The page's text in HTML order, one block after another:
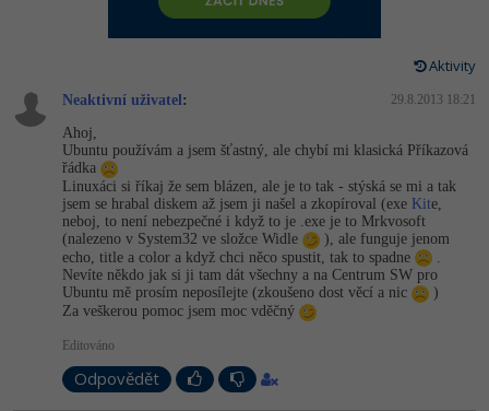
HTML5, CSS3, Bootstrap, SEO
SQL a databáze
Testování a verzování
UML a návrhové vzory
React
Spring
ASP.NET MVC
Django
PHP
JavaScript
Python
HTML / CSS
UML a návrhové vzory
MySQL/MariaDB
MS-SQL
Vývojář mobilních aplikací
Webdesigner
Tester
Systémový administrátor
Grafik / UX/UI návrhář
3D grafik
-80%
C++
Swift -80%
Kotlin -80%
-80%
VB.NET
Digitální gramotnost
SEO
UX
Business
-25%
Copywriting -30%
Aktivity
Neaktivní uživatel: 29.8.2013 18:21
Ahoj,
Ubuntu používám a jsem šťastný, ale chybí mi klasická Příkazová
řádka
Linuxáci si říkaj že sem blázen, ale je to tak - stýská se mi a tak
jsem se hrabal diskem až jsem ji našel a zkopíroval (exe Kite,
neboj, to není nebezpečné i když to je .exe je to Mrkvosoft
(nalezeno v System32 ve složce Widle
), ale funguje jenom
echo, title a color a když chci něco spustit, tak to spadne
Nevíte někdo jak si ji tam dát všechny a na Centrum SW pro
Ubuntu mě prosím neposílejte (zkoušeno dost věcí a nic
)
Za veškerou pomoc jsem moc vděčný
Editováno
Odpovědět